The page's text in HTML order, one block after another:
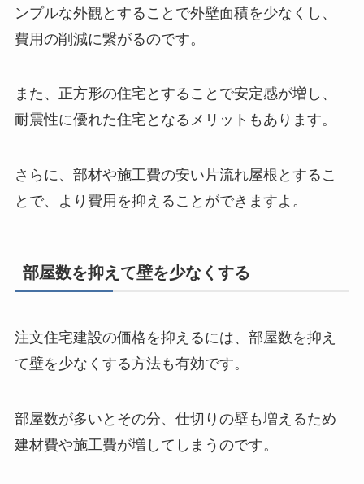
ンプルな外観とすることで外壁面積を少なくし、
費用の削減に繋がるのです。
また、正方形の住宅とすることで安定感が増し、
耐震性に優れた住宅となるメリットもあります。
さらに、部材や施工費の安い片流れ屋根とするこ
とで、より費用を抑えることができますよ。
部屋数を抑えて壁を少なくする
注文住宅建設の価格を抑えるには、部屋数を抑え
て壁を少なくする方法も有効です。
部屋数が多いとその分、仕切りの壁も増えるため
建材費や施工費が増してしまうのです。